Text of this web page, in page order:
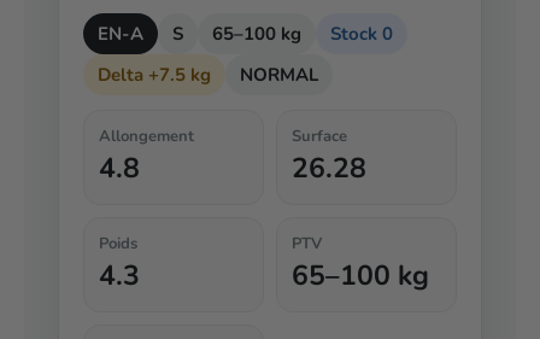
EN-A S 65–100 kg
Stock 0
Delta +7.5 kg
NORMAL
Allongement
4.8
Surface
26.28
Poids
4.3
PTV
65–100 kg